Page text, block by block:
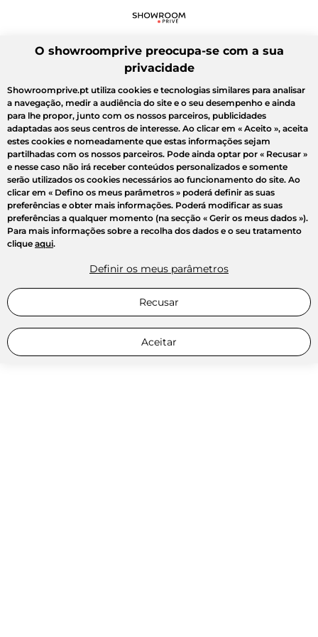
O showroomprive preocupa-se com a sua
privacidade
Showroomprive.pt utiliza cookies e tecnologias similares para analisar
a navegação, medir a audiência do site e o seu desempenho e ainda
para lhe propor, junto com os nossos parceiros, publicidades
adaptadas aos seus centros de interesse. Ao clicar em « Aceito », aceita
estes cookies e nomeadamente que estas informações sejam
partilhadas com os nossos parceiros. Pode ainda optar por « Recusar »
e nesse caso não irá receber conteúdos personalizados e somente
serão utilizados os cookies necessários ao funcionamento do site. Ao
clicar em « Defino os meus parâmetros » poderá definir as suas
preferências e obter mais informações. Poderá modificar as suas
preferências a qualquer momento (na secção « Gerir os meus dados »).
Para mais informações sobre a recolha dos dados e o seu tratamento
clique aqui.
Definir os meus parâmetros
Recusar
Aceitar